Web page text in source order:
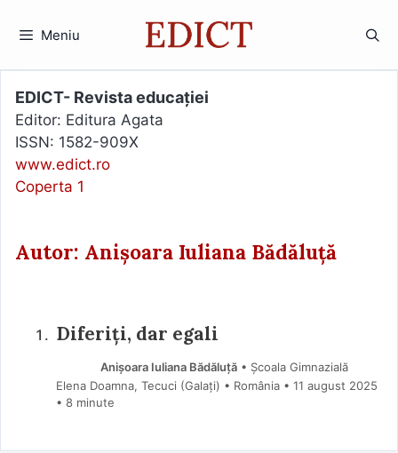
Meniu
EDICT- Revista educației
Editor: Editura Agata
ISSN: 1582-909X
www.edict.ro
Coperta 1
Autor: Anișoara Iuliana Bădăluță
Diferiți, dar egali
Anișoara Iuliana Bădăluță• Școala Gimnazială
Elena Doamna, Tecuci (Galaţi) • România
11 august 2025
• 8 minute